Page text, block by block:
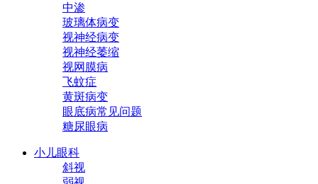
中渗
玻璃体病变
视神经病变
视神经萎缩
视网膜病
飞蚊症
黄斑病变
眼底病常见问题
糖尿眼病
小儿眼科
斜视